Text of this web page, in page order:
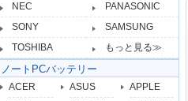
NEC
PANASONIC
SONY
SAMSUNG
TOSHIBA
もっと見る≫
ノートPCバッテリー
ACER ASUS
APPLE